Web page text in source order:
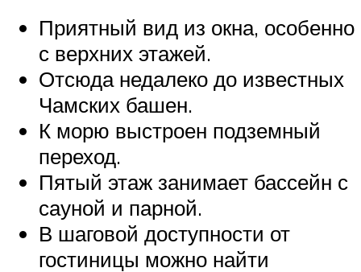
Приятный вид из окна, особенно
с верхних этажей.
Отсюда недалеко до известных
Чамских башен.
К морю выстроен подземный
переход.
Пятый этаж занимает бассейн с
сауной и парной.
В шаговой доступности от
гостиницы можно найти